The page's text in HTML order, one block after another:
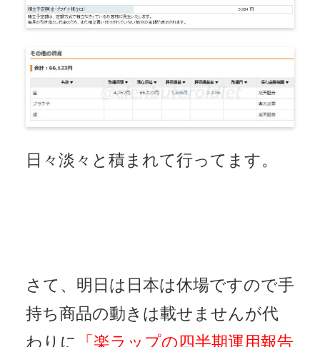
日々淡々と積まれて行ってます。
さて、明日は日本は休場ですので手
持ち商品の動きは載せませんが代
わりに
「楽ラップの四半期運用報告